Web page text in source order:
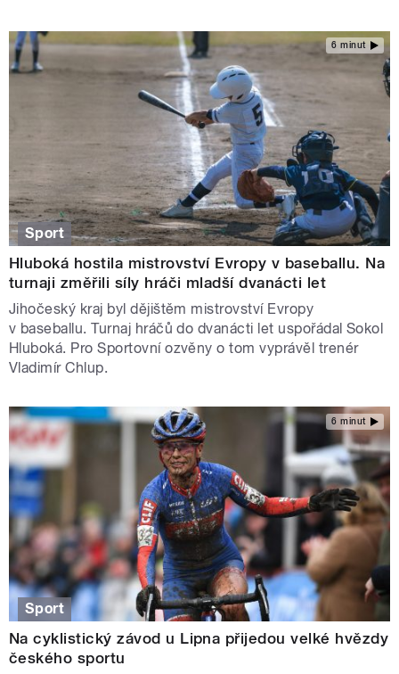
6 minut
Sport
Hluboká hostila mistrovství Evropy v baseballu. Na
turnaji změřili síly hráči mladší dvanácti let
Jihočeský kraj byl dějištěm mistrovství Evropy
v baseballu. Turnaj hráčů do dvanácti let uspořádal Sokol
Hluboká. Pro Sportovní ozvěny o tom vyprávěl trenér
Vladimír Chlup.
6 minut
Sport
Na cyklistický závod u Lipna přijedou velké hvězdy
českého sportu